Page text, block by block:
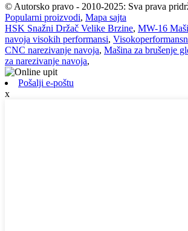
© Autorsko pravo - 2010-2025: Sva prava
Popularni proizvodi, Mapa sajta
HSK Snažni Držač Velike Brzine, MW-16
navoja visokih performansi,
CNC narezivanje navoja, Mašina za brušenje
za narezivanje navoja,
Pošalji e-poštu
x